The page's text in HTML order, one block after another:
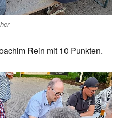
Rein mit 10 Punkten.